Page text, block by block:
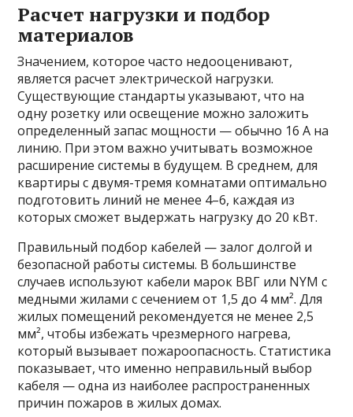
Расчет нагрузки и подбор
материалов
Значением, которое часто недооценивают,
является расчет электрической нагрузки.
Существующие стандарты указывают, что на
одну розетку или освещение можно заложить
определенный запас мощности — обычно 16 А на
линию. При этом важно учитывать возможное
расширение системы в будущем. В среднем, для
квартиры с двумя-тремя комнатами оптимально
подготовить линий не менее 4–6, каждая из
которых сможет выдержать нагрузку до 20 кВт.
Правильный подбор кабелей — залог долгой и
безопасной работы системы. В большинстве
случаев используют кабели марок ВВГ или NYM с
медными жилами с сечением от 1,5 до 4 мм². Для
жилых помещений рекомендуется не менее 2,5
мм², чтобы избежать чрезмерного нагрева,
который вызывает пожароопасность. Статистика
показывает, что именно неправильный выбор
кабеля — одна из наиболее распространенных
причин пожаров в жилых домах.